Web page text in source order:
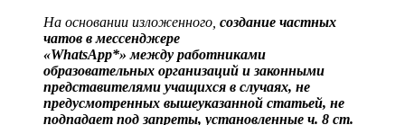
На основании изложенного, создание частных
чатов в мессенджере
«WhatsApp*» между работниками
образовательных организаций и законными
представителями учащихся в случаях, не
предусмотренных вышеуказанной статьей, не
подпадает под запреты, установленные ч. 8 ст.